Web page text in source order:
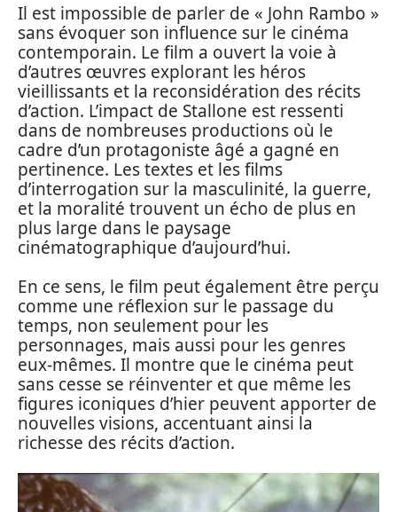
Il est impossible de parler de « John Rambo »
sans évoquer son influence sur le cinéma
contemporain. Le film a ouvert la voie à
d’autres œuvres explorant les héros
vieillissants et la reconsidération des récits
d’action. L’impact de Stallone est ressenti
dans de nombreuses productions où le
cadre d’un protagoniste âgé a gagné en
pertinence. Les textes et les films
d’interrogation sur la masculinité, la guerre,
et la moralité trouvent un écho de plus en
plus large dans le paysage
cinématographique d’aujourd’hui.
En ce sens, le film peut également être perçu
comme une réflexion sur le passage du
temps, non seulement pour les
personnages, mais aussi pour les genres
eux-mêmes. Il montre que le cinéma peut
sans cesse se réinventer et que même les
figures iconiques d’hier peuvent apporter de
nouvelles visions, accentuant ainsi la
richesse des récits d’action.